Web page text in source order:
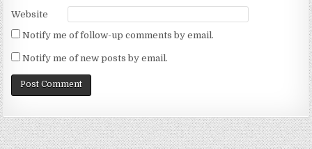
Website
Notify me of follow-up comments by email.
Notify me of new posts by email.